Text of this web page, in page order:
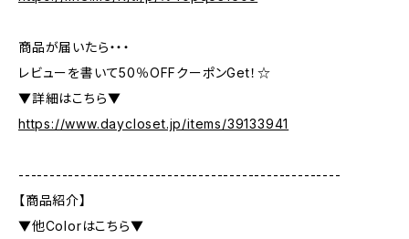
商品が届いたら・・・
レビューを書いて50％OFFクーポンGet！☆
▼詳細はこちら▼
https://www.daycloset.jp/items/39133941
----------------------------------------------------
【商品紹介】
▼他Colorはこちら▼